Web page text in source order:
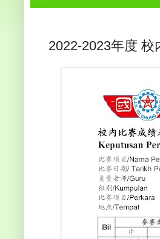
2022-2023年度 校